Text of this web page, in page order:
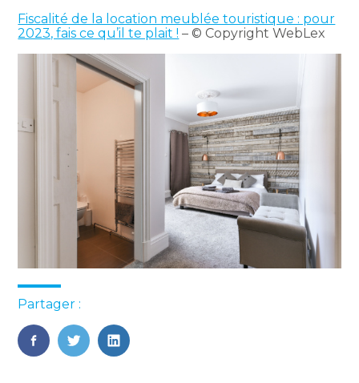
Fiscalité de la location meublée touristique : pour
2023, fais ce qu’il te plait ! – © Copyright WebLex
Partager :
FaceBook
TwitterLinkedIn